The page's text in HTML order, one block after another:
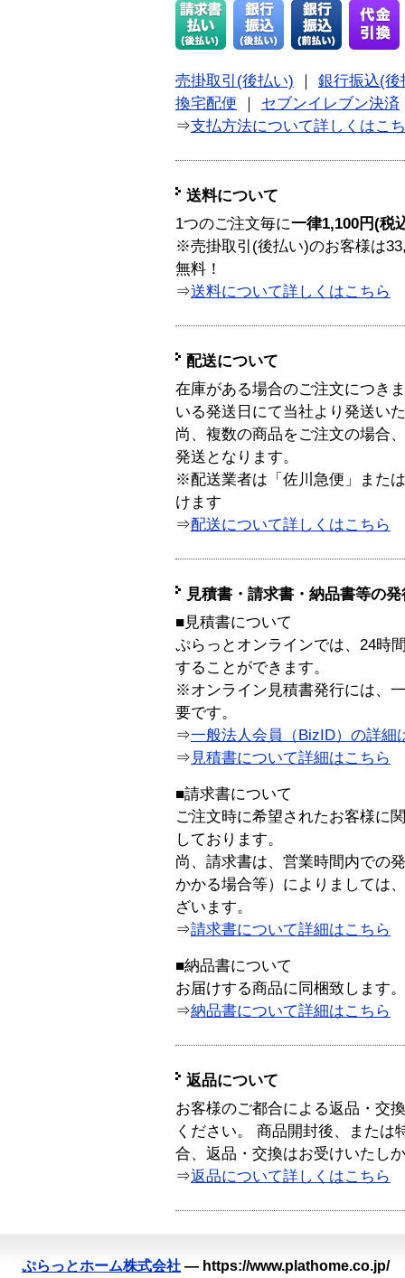
売掛取引(後払い)
銀行振込(後
換宅配便
セブンイレブン決済
⇒支払方法について詳しくはこ
送料について
1つのご注文毎に一律1,100円(税
※売掛取引(後払い)のお客様は
無料！
⇒送料について詳しくはこちら
配送について
在庫がある場合のご注文につき
いる発送日にて当社より発送い
尚、複数の商品をご注文の場合
発送となります。
※配送業者は「佐川急便」また
けます
⇒配送について詳しくはこちら
見積書・請求書・納品書等の
■見積書について
ぷらっとオンラインでは、24時
することができます。
※オンライン見積書発行には、
要です。
⇒一般法人会員（BizID）の詳細
⇒ 見積書について詳細はこちら
■請求書について
ご注文時に希望されたお客様に
しております。
尚、請求書は、営業時間内での
かかる場合等）によりましては
ざいます。
⇒請求書について詳細はこちら
■納品書について
お届けする商品に同梱致します。
⇒納品書について詳細はこちら
返品について
お客様のご都合による返品・交
ください。 商品開封後、または
合、返品・交換はお受けいたし
⇒返品について詳しくはこちら
ぷらっとホーム株式会社 — https://www.plathome.co.jp/